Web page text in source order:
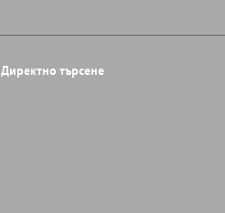
Директно търсене